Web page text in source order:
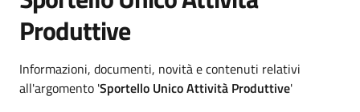
Produttive
Dettagli argomento
Informazioni, documenti, novità e contenuti relativi
all'argomento 'Sportello Unico Attività Produttive'